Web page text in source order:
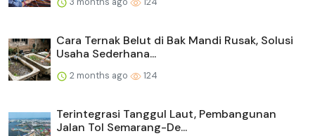
Cara Ternak Belut di Bak Mandi Rusak, Solusi
Usaha Sederhana...
2 months ago 124
Terintegrasi Tanggul Laut, Pembangunan
Jalan Tol Semarang-De...